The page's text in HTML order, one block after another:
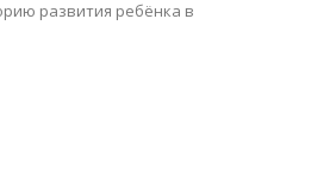
развития ребёнка в